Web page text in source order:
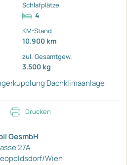
Schlafplätze
4
KM-Stand
10.900 km
zul. Gesamtgew.
3.500 kg
Dachklimaanlage
Drucken
GesmbH
27A
Wien